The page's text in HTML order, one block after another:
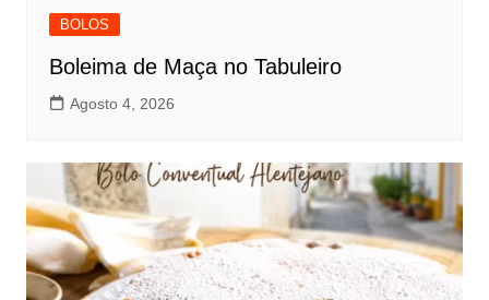
BOLOS
Boleima de Maça no Tabuleiro
Agosto 4, 2026